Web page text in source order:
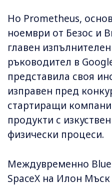
Но Prometheus,
ноември от Безос и
главен
ръководител в
представила своя
изправен пред
стартиращи
продукти с
физически процеси.
Междувременно Blue
SpaceX на Илон Мъск